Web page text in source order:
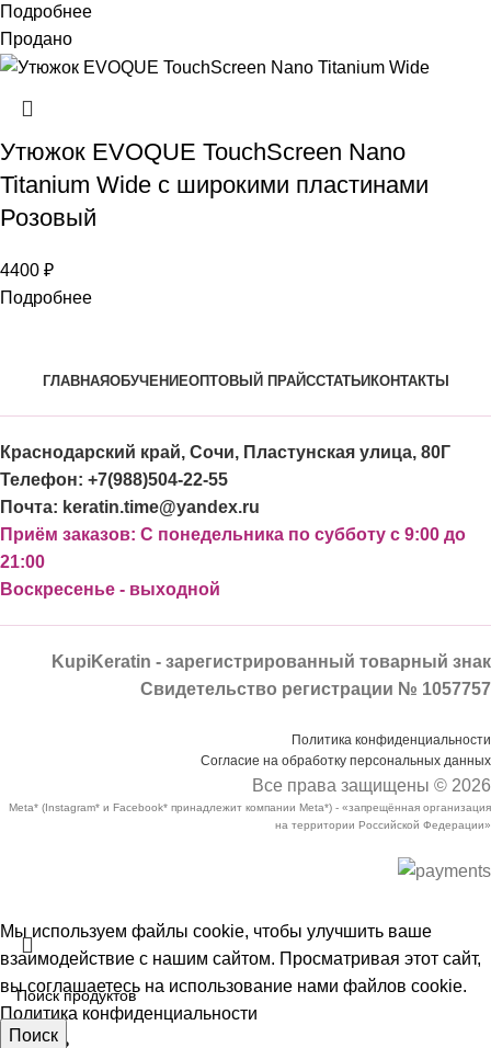
Подробнее
Продано
Утюжок EVOQUE TouchScreen Nano
Titanium Wide с широкими пластинами
Розовый
4400 ₽
Подробнее
ГЛАВНАЯОБУЧЕНИЕОПТОВЫЙ ПРАЙССТАТЬИ КОНТАКТЫ
Краснодарский край, Сочи, Пластунская улица, 80Г
Телефон: +7(988)504-22-55
Почта: keratin.time@yandex.ru
Приём заказов: С понедельника по субботу с 9:00 до
21:00
Воскресенье - выходной
KupiKeratin - зарегистрированный товарный знак
Свидетельство регистрации № 1057757
Политика конфиденциальности
Согласие на обработку персональных данных
Все права защищены © 2026
Meta* (Instagram* и Facebook* принадлежит компании Meta*) - «запрещённая организация
на территории Российской Федерации»
Поиск
Мы используем файлы cookie, чтобы улучшить ваше
взаимодействие с нашим сайтом. Просматривая этот сайт,
вы соглашаетесь на использование нами файлов cookie.
Политика конфиденциальности
Принять